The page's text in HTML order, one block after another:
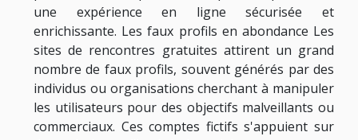
une expérience en ligne sécurisée et
enrichissante. Les faux profils en abondance Les
sites de rencontres gratuites attirent un grand
nombre de faux profils, souvent générés par des
individus ou organisations cherchant à manipuler
les utilisateurs pour des objectifs malveillants ou
commerciaux. Ces comptes fictifs s'appuient sur